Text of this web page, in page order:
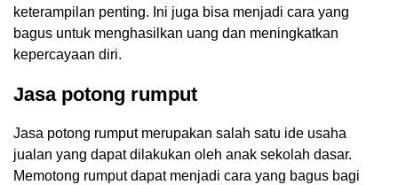
keterampilan penting. Ini juga bisa menjadi cara yang
bagus untuk menghasilkan uang dan meningkatkan
kepercayaan diri.
Jasa potong rumput
Jasa potong rumput merupakan salah satu ide usaha
jualan yang dapat dilakukan oleh anak sekolah dasar.
Memotong rumput dapat menjadi cara yang bagus bagi